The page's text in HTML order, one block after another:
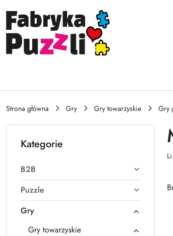
Przejdź do treści głównej
Przejdź do wyszukiwarki
Przejdź do moje konto
Przejdź do menu głównego
Przejdź do stopki
Strona główna Gry Gry towarzyskie Gry
Kategorie
B2B
Puzzle
Gry
Gry towarzyskie